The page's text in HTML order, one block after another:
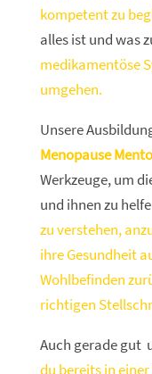
kompetent zu
alles ist und was
medikamentöse
umgehen.
Unsere
Menopause
Werkzeuge, um
und ihnen zu
zu verstehen,
ihre Gesundheit
Wohlbefinden
richtigen
Auch gerade gut
du bereits in